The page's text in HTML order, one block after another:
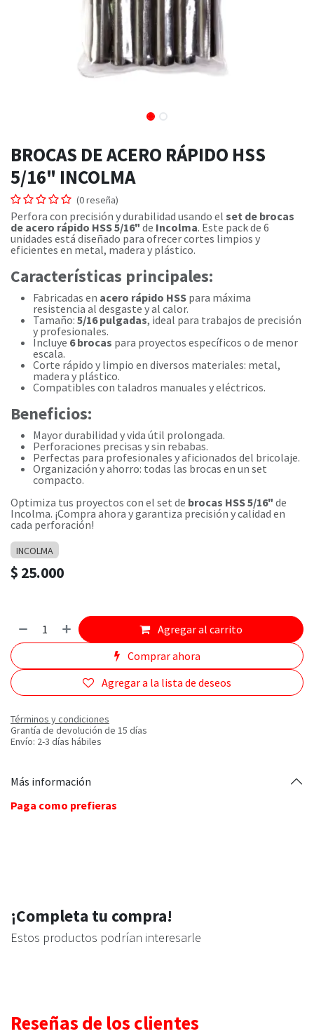
BROCAS DE ACERO RÁPIDO HSS
5/16" INCOLMA
(0 reseña)
Perfora con precisión y durabilidad usando el set de brocas
de acero rápido HSS 5/16" de Incolma. Este pack de 6
unidades está diseñado para ofrecer cortes limpios y
eficientes en metal, madera y plástico.
Características principales:
Fabricadas en acero rápido HSS para máxima
resistencia al desgaste y al calor.
Tamaño: 5/16 pulgadas, ideal para trabajos de precisión
y profesionales.
Incluye 6 brocas para proyectos específicos o de menor
escala.
Corte rápido y limpio en diversos materiales: metal,
madera y plástico.
Compatibles con taladros manuales y eléctricos.
Beneficios:
Mayor durabilidad y vida útil prolongada.
Perforaciones precisas y sin rebabas.
Perfectas para profesionales y aficionados del bricolaje.
Organización y ahorro: todas las brocas en un set
compacto.
Optimiza tus proyectos con el set de brocas HSS 5/16" de
Incolma. ¡Compra ahora y garantiza precisión y calidad en
cada perforación!
INCOLMA
$ 25.000
Agregar al carrito
Comprar ahora
Agregar a la lista de deseos
Términos y condiciones
Grantía de devolución de 15 días
Envío: 2-3 días hábiles
Más información
Paga como prefieras
¡Completa tu compra!
Estos productos podrían interesarle
Reseñas de los clientes